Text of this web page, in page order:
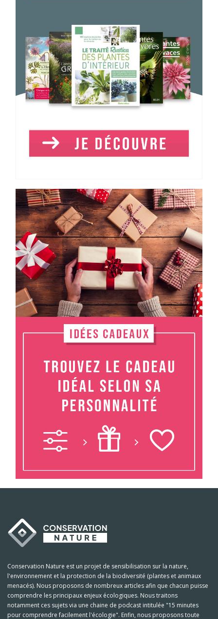
Conservation Nature est un projet de sensibilisation sur la nature,
l'environnement et la protection de la biodiversité (plantes et animaux
menacés). Nous proposons de nombreux articles afin que chacun puisse
comprendre les principaux enjeux écologiques. Nous traitons
notamment ces sujets via une chaine de podcast intitulée "15 minutes
pour comprendre facilement l'écologie". Enfin, nous proposons toute